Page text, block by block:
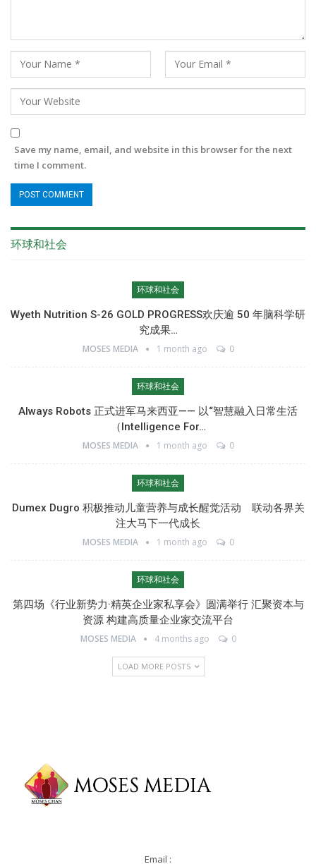
Save my name, email, and website in this browser for the next
time I comment.
环球和社会
环球和社会
Wyeth Nutrition S-26 GOLD PROGRESS欢庆逾 50 年脑科学研
究成果…
MOSES MEDIA 1 month ago 0
环球和社会
Always Robots 正式进军马来西亚—— 以“智慧融入日常生活
（Intelligence For…
MOSES MEDIA 1 month ago 0
环球和社会
Dumex Dugro 积极推动儿童营养与成长醒觉活动 联动各界关
注大马下一代成长
MOSES MEDIA 1 month ago 0
环球和社会
第四场《行业新势力·精英企业家私享会》圆满举行 汇聚资本与
资源 构建高质量企业家交流平台
MOSES MEDIA 4 months ago 0
LOAD MORE POSTS
Email :